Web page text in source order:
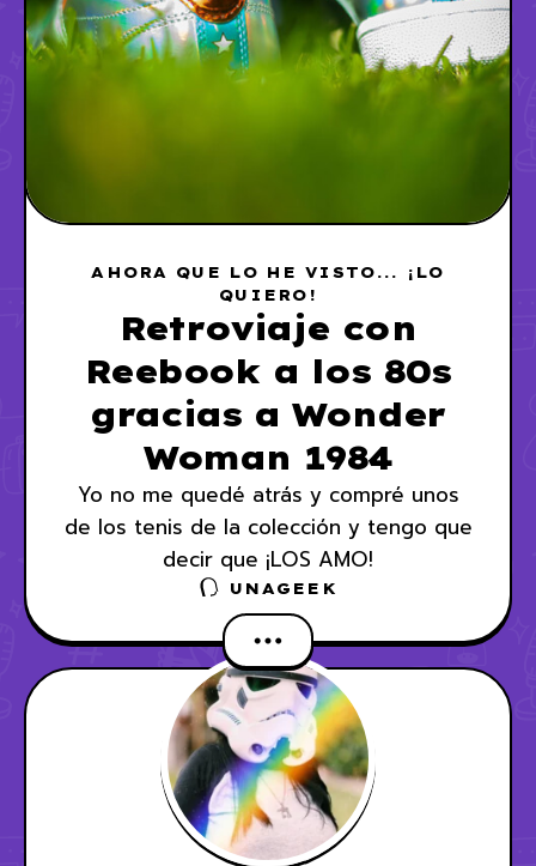
AHORA QUE LO HE VISTO... ¡LO
QUIERO!
Retroviaje con
Reebook a los 80s
gracias a Wonder
Woman 1984
Yo no me quedé atrás y compré unos
de los tenis de la colección y tengo que
decir que ¡LOS AMO!
UNAGEEK